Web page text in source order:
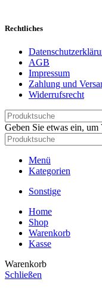
Rechtliches
AGB
Impressum
Zahlung und
Widerrufsrecht
Geben Sie etwas ein, um
Menü
Kategorien
Sonstige
Home
Shop
Warenkorb
Kasse
Warenkorb
Schließen